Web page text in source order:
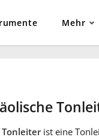
Mehr
Tonleiterist eine